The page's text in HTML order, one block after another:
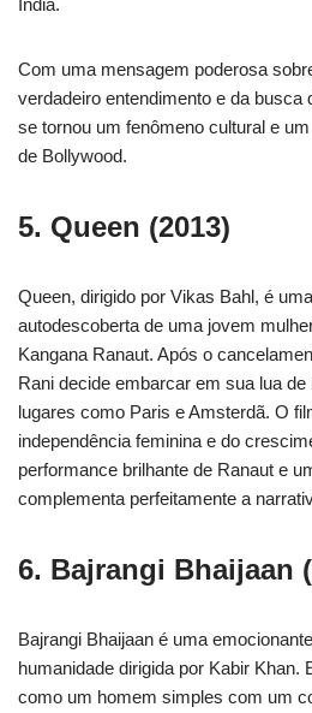
Índia.
Com uma mensagem poderosa
verdadeiro entendimento e da busca
se tornou um fenômeno cultural e
de Bollywood.
5. Queen (2013)
Queen, dirigido por Vikas Bahl, é
autodescoberta de uma jovem
Kangana Ranaut. Após o
Rani decide embarcar em sua lua
lugares como Paris e Amsterdã. O
independência feminina e do
performance brilhante de Ranaut e
complementa perfeitamente a
6. Bajrangi Bhaijaan
Bajrangi Bhaijaan é uma
humanidade dirigida por Kabir Khan.
como um homem simples com um